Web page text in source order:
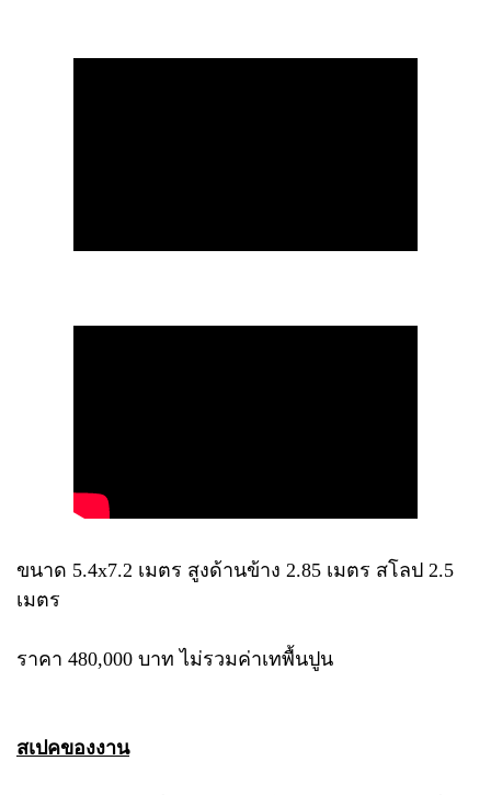
ขนาด 5.4x7.2 เมตร สูงด้านข้าง 2.85 เมตร สโลป 2.5
เมตร
ราคา 480,000 บาท ไม่รวมค่าเทพื้นปูน
สเปคของงาน